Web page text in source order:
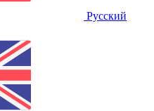
Русский